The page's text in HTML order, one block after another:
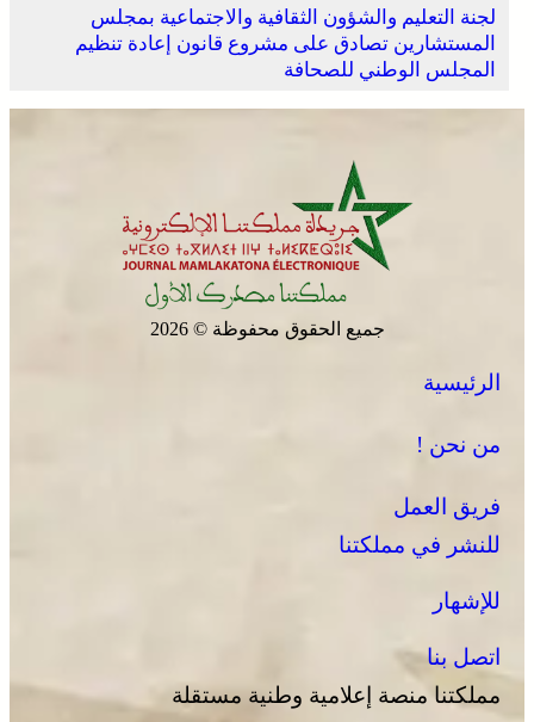
لجنة التعليم والشؤون الثقافية والاجتماعية بمجلس
المستشارين تصادق على مشروع قانون إعادة تنظيم
المجلس الوطني للصحافة
جميع الحقوق محفوظة © 2026
الرئيسية
من نحن !
فريق العمل
للنشر في مملكتنا
للإشهار
اتصل بنا
مملكتنا منصة إعلامية وطنية مستقلة